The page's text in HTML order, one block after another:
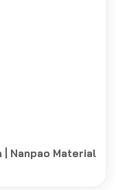
| Nanpao Material